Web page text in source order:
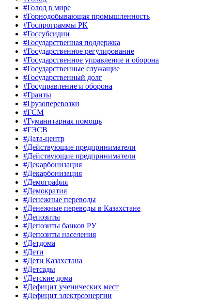
#Голод в мире
#Горнодобывающая промышленность
#Госпрограммы РК
#Госсубсидии
#Государственная поддержка
#Государственное регулирование
#Государственное управление и оборона
#Государственные служащие
#Государственный долг
#Госуправление и оборона
#Гранты
#Грузоперевозки
#ГСМ
#Гуманитарная помощь
#ГЭСВ
#Дата-центр
#Действующие предприниматели
#Действующие предприниматели
#Декарбонизация
#Декарбонизация
#Демография
#Демократия
#Денежные переводы
#Денежные переводы в Казахстане
#Депозиты
#Депозиты банков РУ
#Депозиты населения
#Детдома
#Дети
#Дети Казахстана
#Детсады
#Детские дома
#Дефицит ученических мест
#Дефицит электроэнергии